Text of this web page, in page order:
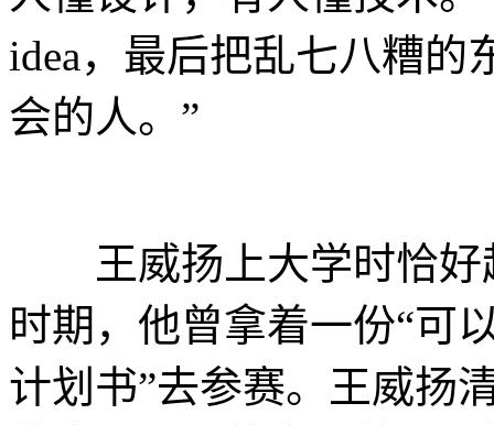
idea，最后把乱七八糟的
会的人。”
王威扬上大学时恰好赶
时期，他曾拿着一份“可
计划书”去参赛。王威扬